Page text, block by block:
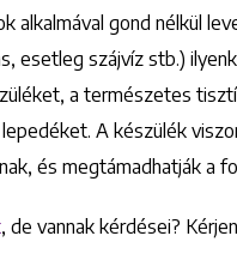
alkalmával gond nélkül
esetleg szájvíz stb.)
a természetes
A készülék
és megtámadhatják a
, de vannak kérdései?